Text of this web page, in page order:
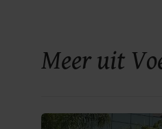
Meer uit